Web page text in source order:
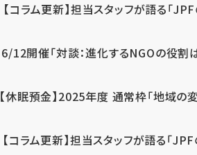
【コラム更新】担当スタッフが語る「
6/12開催「対談：進化するNGOの役
【休眠預金】2025年度 通常枠「地域
【コラム更新】担当スタッフが語る「